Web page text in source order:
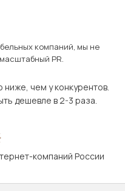
компаний, мы не
PR.
ниже, чем у конкурентов.
дешевле в 2-3 раза.
компаний России